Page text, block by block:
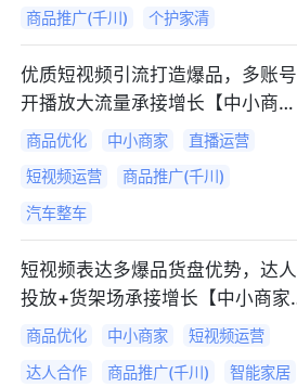
商品推广(千川)
个护家清
优质短视频引流打造爆品，多账号
开播放大流量承接增长【中小商家
案例】
商品优化 中小商家
直播运营
短视频运营
商品推广(千川)
汽车整车
短视频表达多爆品货盘优势，达人
投放+货架场承接增长【中小商家
案例】
商品优化 中小商家
短视频运营
达人合作
商品推广(千川) 智能家居